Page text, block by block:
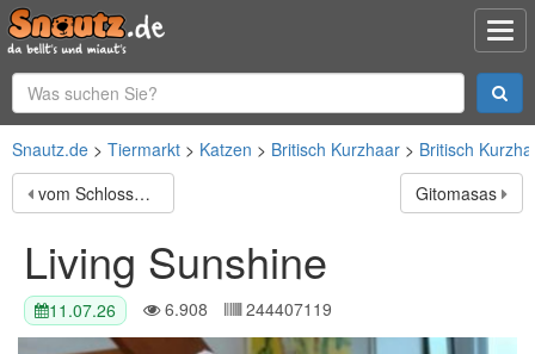
Snautz.de Tiermarkt Katzen Britisch Kurzhaar
Britisch
vom Schlosskirchturm
Gitomasas
Living Sunshine
11.07.26 6.908 244407119